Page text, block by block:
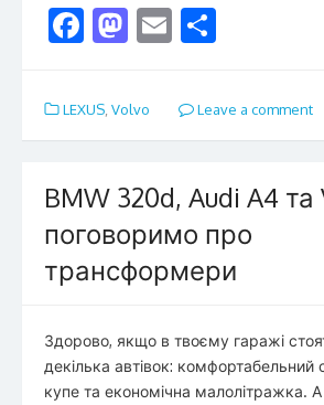
F
e
b
o
k
M
to
d
n
E
ai
l
ar
e
LEXUS Volvo Leave a comment
BMW 320d, Audi A4 та
поговоримо про
трансформери
Здорово, якщо в твоєму гаражі
декілька автівок: комфортабельний
купе та економічна малолітражка.